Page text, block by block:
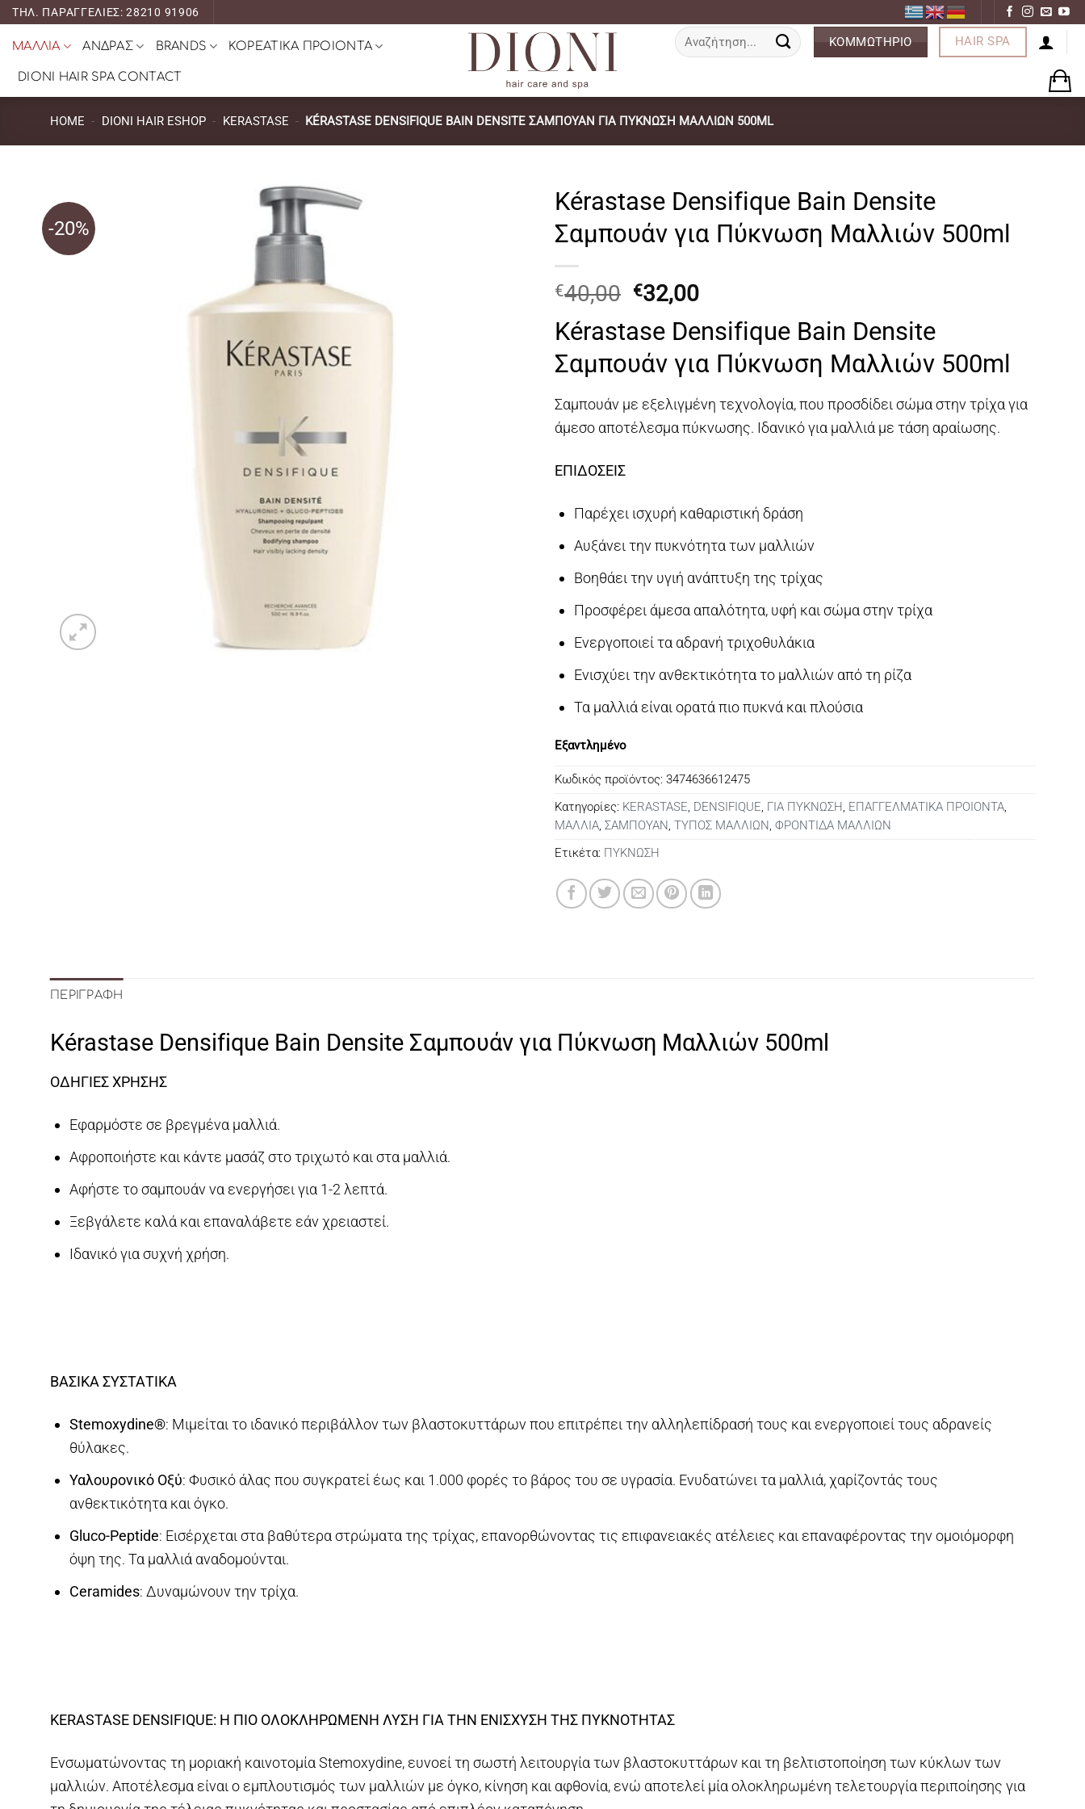
Μετάβαση
ΤΗΛ. ΠΑΡΑΓΓΕΛΙΕΣ: 28210 91906
ΜΑΛΛΙΑ ΑΝΔΡΑΣ BRANDS ΚΟΡΕΑΤΙΚΑ ΠΡΟΙΟΝΤΑ
DIONI HAIR SPA CONTACT
Αναζήτηση
για:
ΚΟΜΜΩΤΗΡΙΟ HAIR SPA
HOME - DIONI HAIR ESHOP - KERASTASE - KÉRASTASE DENSIFIQUE BAIN DENSITE ΣΑΜΠΟΥΆΝ ΓΙΑ ΠΎΚΝΩΣΗ ΜΑΛΛΙΏΝ 500ML
-20%
Kérastase Densifique Bain Densite
Σαμπουάν για Πύκνωση Μαλλιών 500ml
€40,00 Original
was:
€40,00.
€32,00Η
τρέχουσα
τιμή
είναι:
€32,00.
Kérastase Densifique Bain Densite
Σαμπουάν για Πύκνωση Μαλλιών 500ml
Σαμπουάν με εξελιγμένη τεχνολογία, που προσδίδει σώμα στην τρίχα για
άμεσο αποτέλεσμα πύκνωσης. Ιδανικό για μαλλιά με τάση αραίωσης.
ΕΠΙΔΟΣΕΙΣ
Παρέχει ισχυρή καθαριστική δράση
Αυξάνει την πυκνότητα των μαλλιών
Βοηθάει την υγιή ανάπτυξη της τρίχας
Προσφέρει άμεσα απαλότητα, υφή και σώμα στην τρίχα
Ενεργοποιεί τα αδρανή τριχοθυλάκια
Ενισχύει την ανθεκτικότητα το μαλλιών από τη ρίζα
Τα μαλλιά είναι ορατά πιο πυκνά και πλούσια
Εξαντλημένο
Κωδικός προϊόντος: 3474636612475
Κατηγορίες: KERASTASE, DENSIFIQUE, ΓΙΑ ΠΥΚΝΩΣΗ, ΕΠΑΓΓΕΛΜΑΤΙΚΑ ΠΡΟΙΟΝΤΑ,
ΜΑΛΛΙΑ, ΣΑΜΠΟΥΑΝ, ΤΥΠΟΣ ΜΑΛΛΙΩΝ, ΦΡΟΝΤΙΔΑ ΜΑΛΛΙΩΝ
Ετικέτα: ΠΥΚΝΩΣΗ
ΠΕΡΙΓΡΑΦΉ
Kérastase Densifique Bain Densite Σαμπουάν για Πύκνωση Μαλλιών 500ml
ΟΔΗΓΙΕΣ ΧΡΗΣΗΣ
Εφαρμόστε σε βρεγμένα μαλλιά.
Αφροποιήστε και κάντε μασάζ στο τριχωτό και στα μαλλιά.
Αφήστε το σαμπουάν να ενεργήσει για 1-2 λεπτά.
Ξεβγάλετε καλά και επαναλάβετε εάν χρειαστεί.
Ιδανικό για συχνή χρήση.
ΒΑΣΙΚΑ ΣΥΣΤΑΤΙΚΑ
Stemoxydine®: Μιμείται το ιδανικό περιβάλλον των βλαστοκυττάρων που επιτρέπει την αλληλεπίδρασή τους και ενεργοποιεί τους αδρανείς
θύλακες.
Υαλουρονικό Οξύ: Φυσικό άλας που συγκρατεί έως και 1.000 φορές το βάρος του σε υγρασία. Ενυδατώνει τα μαλλιά, χαρίζοντάς τους
ανθεκτικότητα και όγκο.
Gluco-Peptide: Εισέρχεται στα βαθύτερα στρώματα της τρίχας, επανορθώνοντας τις επιφανειακές ατέλειες και επαναφέροντας την ομοιόμορφη
όψη της. Τα μαλλιά αναδομούνται.
Ceramides: Δυναμώνουν την τρίχα.
KERASTASE DENSIFIQUE: Η ΠΙΟ ΟΛΟΚΛΗΡΩΜΕΝΗ ΛΥΣΗ ΓΙΑ ΤΗΝ ΕΝΙΣΧΥΣΗ ΤΗΣ ΠΥΚΝΟΤΗΤΑΣ
Ενσωματώνοντας τη μοριακή καινοτομία Stemoxydine, ευνοεί τη σωστή λειτουργία των βλαστοκυττάρων και τη βελτιστοποίηση των κύκλων των
μαλλιών. Αποτέλεσμα είναι ο εμπλουτισμός των μαλλιών με όγκο, κίνηση και αφθονία, ενώ αποτελεί μία ολοκληρωμένη τελετουργία περιποίησης για